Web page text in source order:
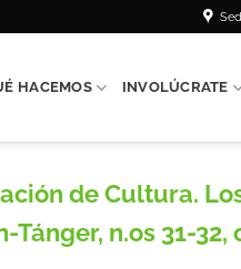
HACEMOS INVOLÚCRATE
de Cultura.
n.os 31-32,